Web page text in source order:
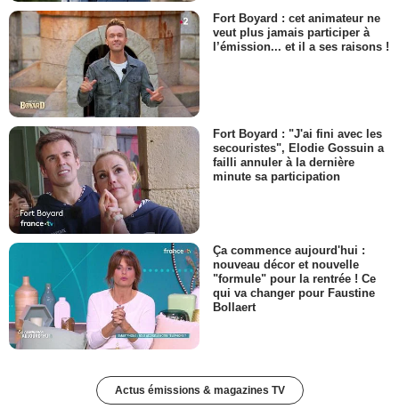
Fort Boyard : cet animateur ne
veut plus jamais participer à
l’émission... et il a ses raisons !
Fort Boyard : "J'ai fini avec les
secouristes", Elodie Gossuin a
failli annuler à la dernière
minute sa participation
Ça commence aujourd'hui :
nouveau décor et nouvelle
"formule" pour la rentrée ! Ce
qui va changer pour Faustine
Bollaert
Actus émissions & magazines TV